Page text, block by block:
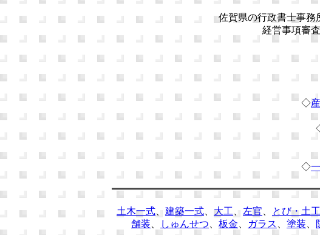
佐賀県の行政書士事務
経営事項審
◇
◇
土木一式 建築一式 大工 左官 とび・土
舗装
しゅんせつ 板金 ガラス 塗装